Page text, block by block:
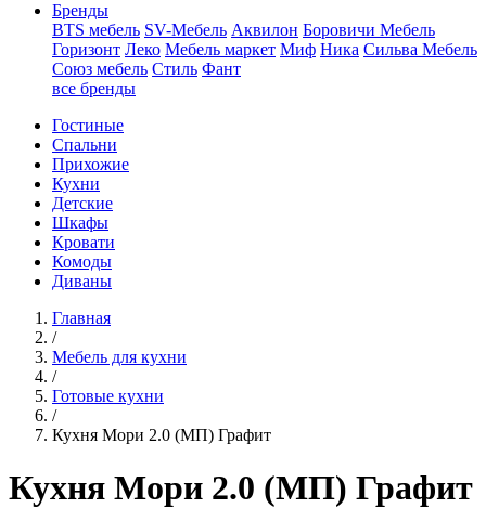
Бренды
BTS мебель SV-Мебель Аквилон Боровичи Мебель
Горизонт Леко Мебель маркет Миф Ника Сильва Мебель
Союз мебель Стиль Фант
все бренды
Гостиные
Спальни
Прихожие
Кухни
Детские
Шкафы
Кровати
Комоды
Диваны
Главная
/
Мебель для кухни
/
Готовые кухни
/
Кухня Мори 2.0 (МП) Графит
Кухня Мори 2.0 (МП) Графит